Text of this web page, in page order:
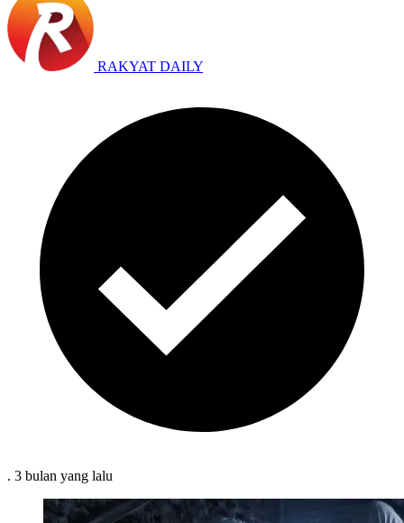
RAKYAT DAILY
. 3 bulan yang lalu